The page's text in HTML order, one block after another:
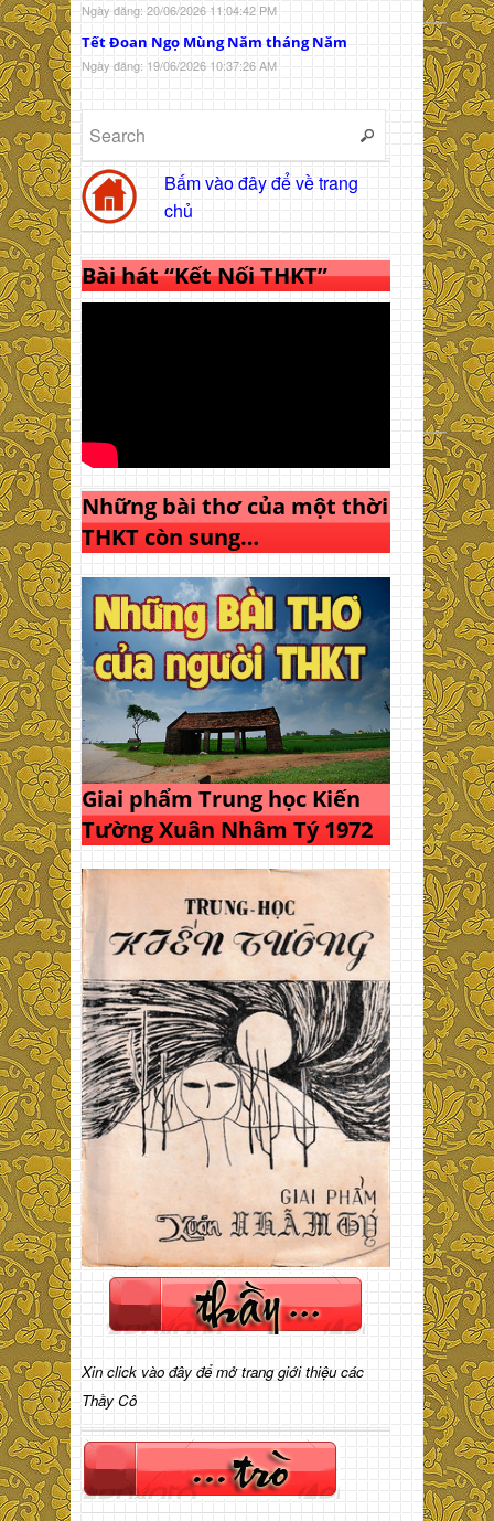
Ngày đăng: 20/06/2026 11:04:42 PM
Tết Đoan Ngọ Mùng Năm tháng Năm
Ngày đăng: 19/06/2026 10:37:26 AM
Bấm vào đây để về trang
chủ
Bài hát “Kết Nối THKT”
Những bài thơ của một thời
THKT còn sung…
Giai phẩm Trung học Kiến
Tường Xuân Nhâm Tý 1972
Xin click vào đây để mở trang giới thiệu các
Thầy Cô